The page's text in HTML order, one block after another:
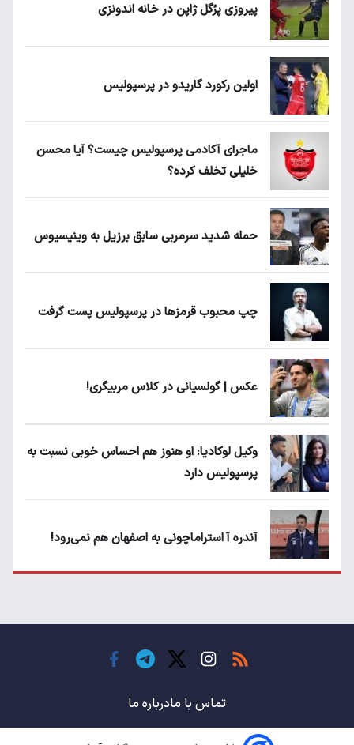
پیروزی پرُگل ژاپن در خانه اندونزی
اولین رکورد گاریدو در پرسپولیس
ماجرای آکادمی پرسپولیس چیست؟ آیا محسن
خلیلی تخلف کرده؟
حمله شدید سرمربی سابق برزیل به وینیسیوس
چپ محبوب قرمزها در پرسپولیس پست گرفت
عکس | گولسیانی در کلاس مربیگری!
وکیل لوکادیا: او هنوز هم احساس خوبی نسبت به
پرسپولیس دارد
آندره آ استراماچونی به اصفهان هم نمی‌رود!
حسن روی هوا!
باشگاه های جهان
تماس با مادرباره ما